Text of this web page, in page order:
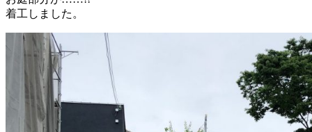
着工しました。